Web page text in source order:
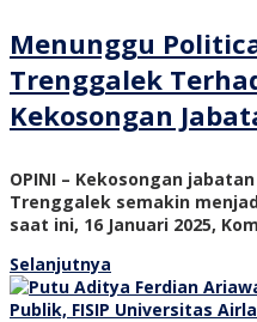
Menunggu
Trenggalek
Kekosongan
OPINI – Kekosongan
Trenggalek semakin
saat ini, 16 Januari 2025,
Selanjutnya